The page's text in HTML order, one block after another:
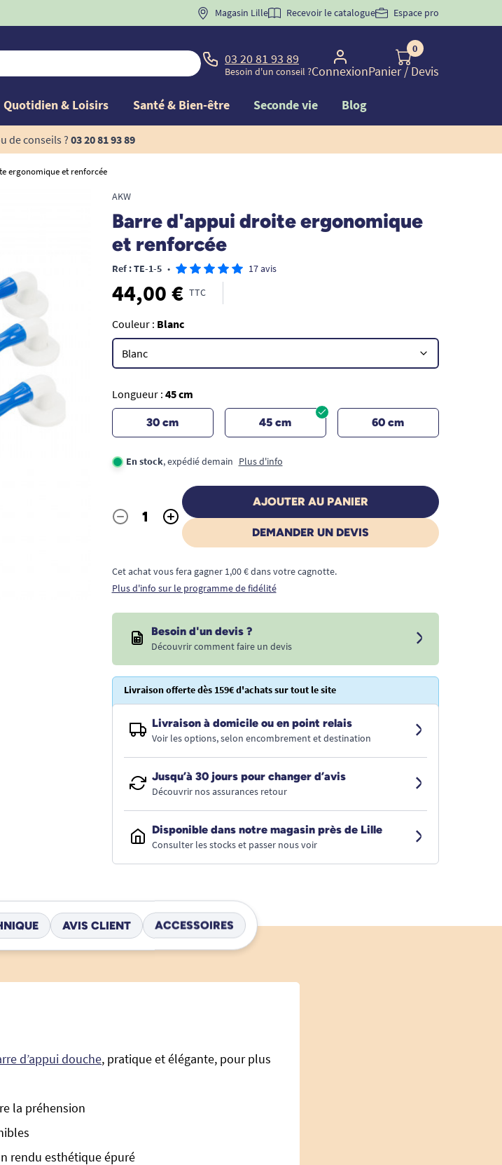
BIENVENUE" pourla 1ère commande d'incontinence
Magasin Lille Recevoir le catalogue Espace pro
03 20 81 93 89
Besoin d'un conseil ?Connexion
0
Panier/ Devis
Quotidien & Loisirs Santé & Bien-être Seconde vie Blog
de conseils ?03 20 81 93 89
ergonomique et renforcée
AKW
Barre d'appui droite ergonomique
et renforcée
Ref : TE-1-5 • 17 avis
44,00 € TTC
Couleur : Blanc
Longueur : 45 cm
30 cm 45 cm 60 cm
En stock, expédié demain Plus d'info
Quantité
- +
AJOUTER AU PANIER
DEMANDER UN DEVIS
Cet achat vous fera gagner 1,00 € dans votre cagnotte.
Plus d'info sur le programme de fidélité
Besoin d'un devis ?
Découvrir comment faire un devis
Livraison offerte dès 159€ d'achats sur tout le site
Livraison à domicile ou en point relais
Voir les options, selon encombrement et destination
Jusqu’à 30 jours pour changer d’avis
Découvrir nos assurances retour
Disponible dans notre magasin près de Lille
Consulter les stocks et passer nous voir
AVIS CLIENT ACCESSOIRES
d’appui douche, pratique et élégante, pour plus
la préhension
rendu esthétique épuré